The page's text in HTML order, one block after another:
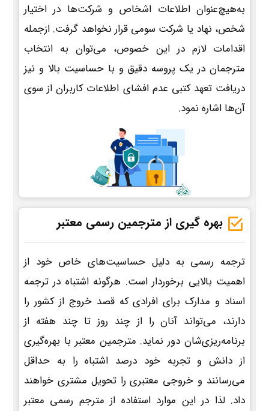
به‌هیچ‌عنوان اطلاعات اشخاص و شرکت‌ها در اختیار
شخص، نهاد یا شرکت سومی قرار نخواهد گرفت. ازجمله
اقدامات لازم در این خصوص، می‌توان به انتخاب
مترجمان در یک پروسه دقیق و با حساسیت بالا و نیز
دریافت تعهد کتبی عدم افشای اطلاعات کاربران از سوی
آن‌ها اشاره نمود.
بهره گیری از مترجمین رسمی معتبر
ترجمه رسمی به دلیل حساسیت‌های خاص خود از
اهمیت بالایی برخوردار است. هرگونه اشتباه در ترجمه
اسناد و مدارک برای افرادی که قصد خروج از کشور را
دارند، می‌تواند آنان را از چند روز تا چند هفته از
برنامه‌ریزی‌شان دور نماید. مترجمین معتبر با بهره‌گیری
از دانش و تجربه خود درصد اشتباه را به حداقل
می‌رسانند و خروجی معتبری را تحویل مشتری خواهند
داد. لذا در این موارد استفاده از مترجم رسمی معتبر